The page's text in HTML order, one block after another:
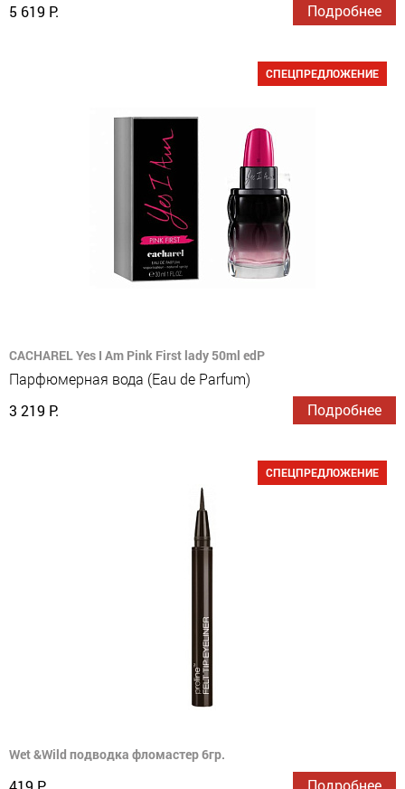
5 619 Р.
Подробнее
СПЕЦПРЕДЛОЖЕНИЕ
CACHAREL Yes I Am Pink First lady 50ml edP
Парфюмерная вода (Eau de Parfum)
3 219 Р.
Подробнее
СПЕЦПРЕДЛОЖЕНИЕ
Wet &Wild подводка фломастер 6гр.